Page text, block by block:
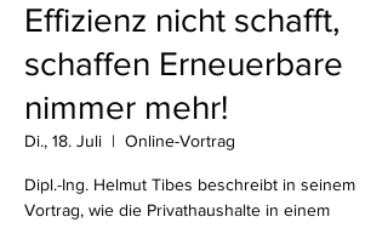
Effizienz nicht schafft,
schaffen Erneuerbare
nimmer mehr!
Di., 18. Juli
  |
Online-Vortrag
Dipl.-Ing. Helmut Tibes beschreibt in seinem
Vortrag, wie die Privathaushalte in einem